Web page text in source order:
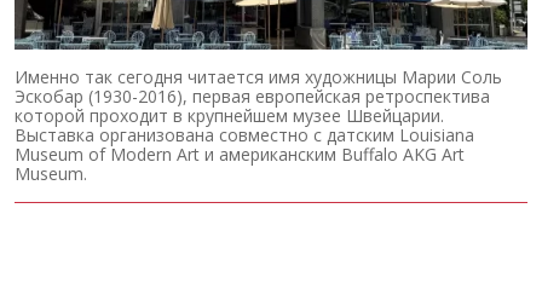
Именно так сегодня читается имя художницы Марии Соль
Эскобар (1930-2016), первая европейская ретроспектива
которой проходит в крупнейшем музее Швейцарии.
Выставка организована совместно с датским Louisiana
Museum of Modern Art и американским Buffalo AKG Art
Museum.